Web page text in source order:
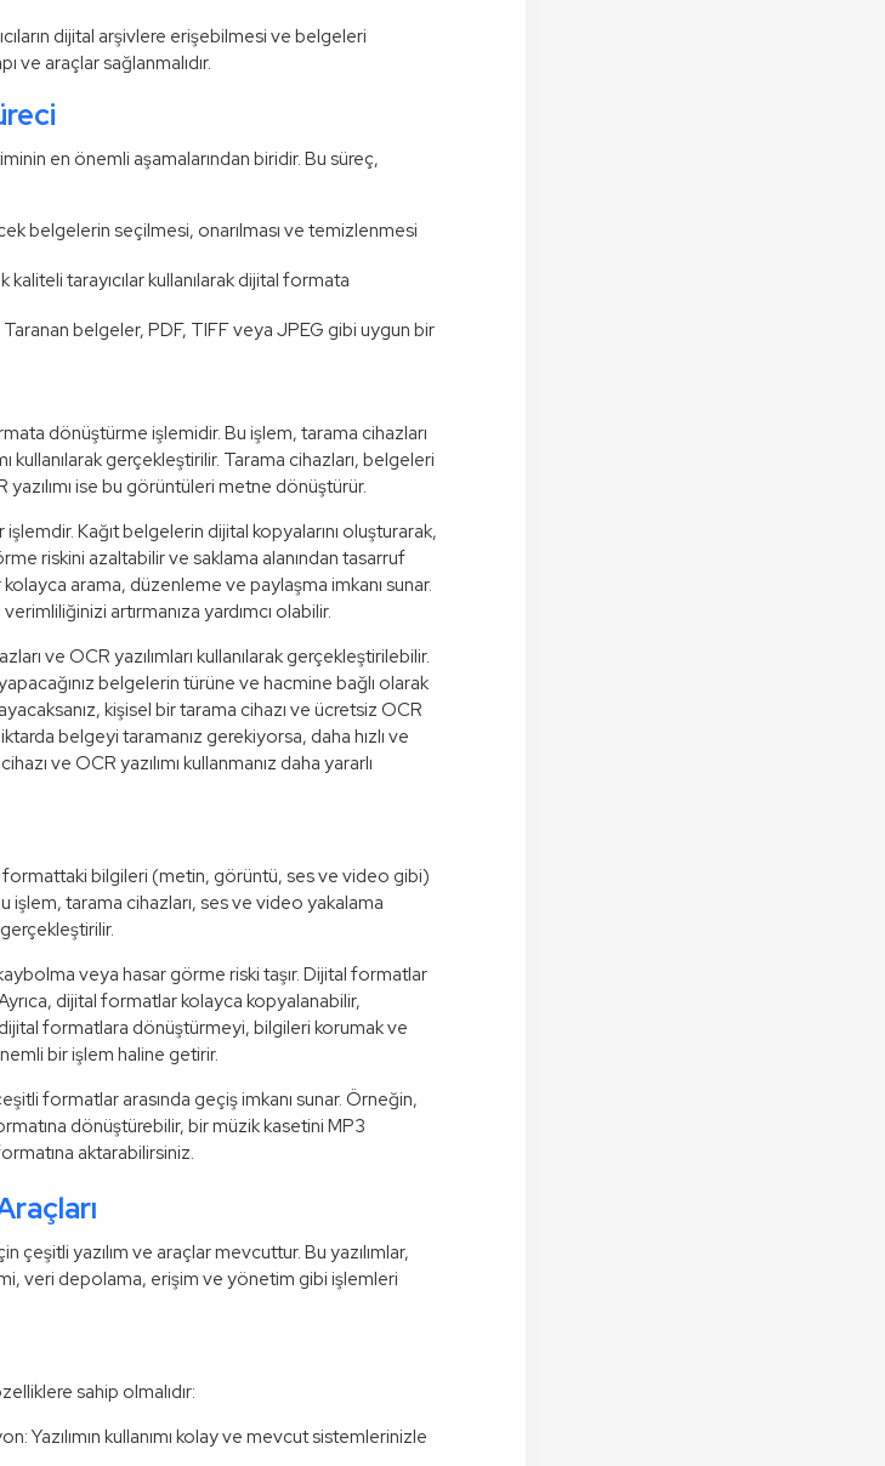
dijital arşivlere erişebilmesi ve belgeleri
ve araçlar sağlanmalıdır.
en önemli aşamalarından biridir. Bu süreç,
belgelerin seçilmesi, onarılması ve temizlenmesi
tarayıcılar kullanılarak dijital formata
belgeler, PDF, TIFF veya JPEG gibi uygun bir
dönüştürme işlemidir. Bu işlem, tarama cihazları
kullanılarak gerçekleştirilir. Tarama cihazları, belgeleri
ise bu görüntüleri metne dönüştürür.
Kağıt belgelerin dijital kopyalarını oluşturarak,
riskini azaltabilir ve saklama alanından tasarruf
arama, düzenleme ve paylaşma imkanı sunar.
verimliliğinizi artırmanıza yardımcı olabilir.
ve OCR yazılımları kullanılarak gerçekleştirilebilir.
belgelerin türüne ve hacmine bağlı olarak
kişisel bir tarama cihazı ve ücretsiz OCR
belgeyi taramanız gerekiyorsa, daha hızlı ve
ve OCR yazılımı kullanmanız daha yararlı
bilgileri (metin, görüntü, ses ve video gibi)
tarama cihazları, ses ve video yakalama
gerçekleştirilir.
veya hasar görme riski taşır. Dijital formatlar
dijital formatlar kolayca kopyalanabilir,
formatlara dönüştürmeyi, bilgileri korumak ve
bir işlem haline getirir.
formatlar arasında geçiş imkanı sunar. Örneğin,
dönüştürebilir, bir müzik kasetini MP3
aktarabilirsiniz.
çeşitli yazılım ve araçlar mevcuttur. Bu yazılımlar,
veri depolama, erişim ve yönetim gibi işlemleri
sahip olmalıdır:
Yazılımın kullanımı kolay ve mevcut sistemlerinizle